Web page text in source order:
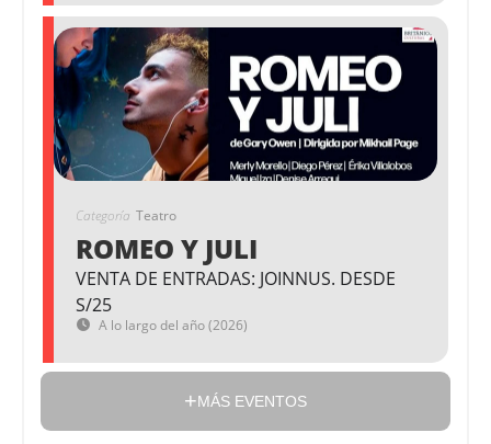
Categoría Teatro
ROMEO Y JULI
VENTA DE ENTRADAS: JOINNUS. DESDE
S/25
A lo largo del año (2026)
MÁS EVENTOS